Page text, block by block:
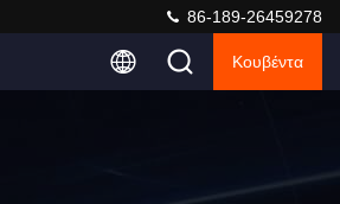
86-189-26459278
Κουβέντα